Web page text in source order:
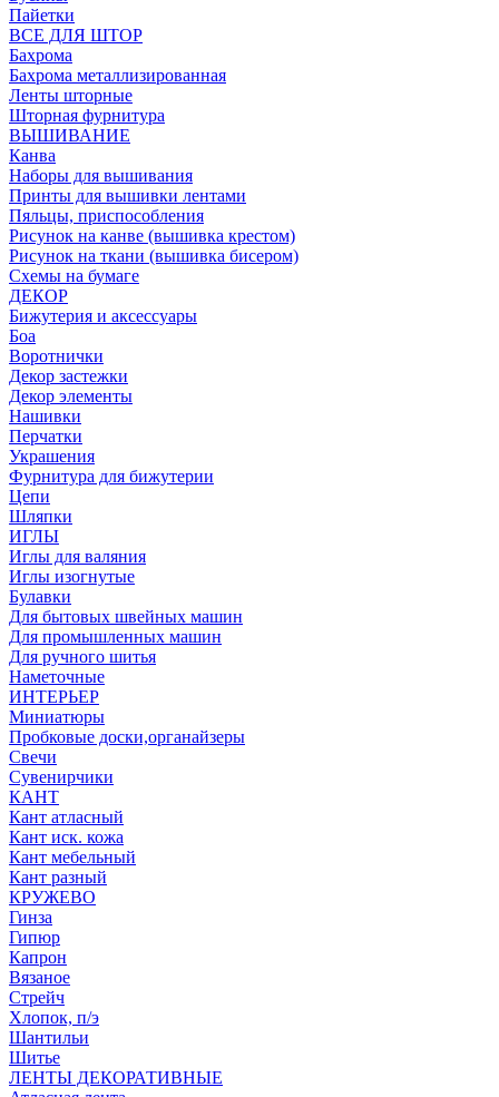
Пайетки
ВСЕ ДЛЯ ШТОР
Бахрома
Бахрома металлизированная
Ленты шторные
Шторная фурнитура
ВЫШИВАНИЕ
Канва
Наборы для вышивания
Принты для вышивки лентами
Пяльцы, приспособления
Рисунок на канве (вышивка крестом)
Рисунок на ткани (вышивка бисером)
Схемы на бумаге
ДЕКОР
Бижутерия и аксессуары
Боа
Воротнички
Декор застежки
Декор элементы
Нашивки
Перчатки
Украшения
Фурнитура для бижутерии
Цепи
Шляпки
ИГЛЫ
Иглы для валяния
Иглы изогнутые
Булавки
Для бытовых швейных машин
Для промышленных машин
Для ручного шитья
Наметочные
ИНТЕРЬЕР
Миниатюры
Пробковые доски,органайзеры
Свечи
Сувенирчики
КАНТ
Кант атласный
Кант иск. кожа
Кант мебельный
Кант разный
КРУЖЕВО
Гинза
Гипюр
Капрон
Вязаное
Стрейч
Хлопок, п/э
Шантильи
Шитье
ЛЕНТЫ ДЕКОРАТИВНЫЕ